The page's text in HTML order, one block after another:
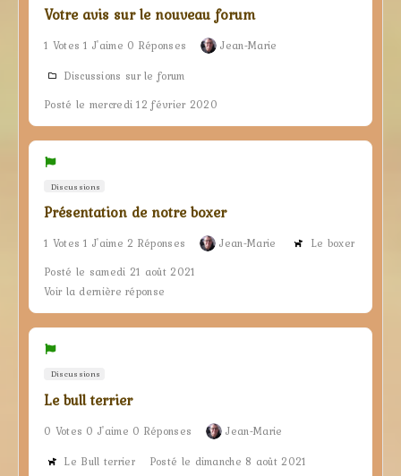
Votre avis sur le nouveau forum
1 Votes 1 J'aime 0 Réponses
Jean-Marie
Discussions sur le forum
Posté le mercredi 12 février 2020
Discussions
Présentation de notre boxer
1 Votes 1 J'aime 2 Réponses Jean-Marie
Le boxer
Posté le samedi 21 août 2021
Voir la dernière réponse
Discussions
Le bull terrier
0 Votes 0 J'aime 0 Réponses
Jean-Marie
Le Bull terrier
Posté le dimanche 8 août 2021